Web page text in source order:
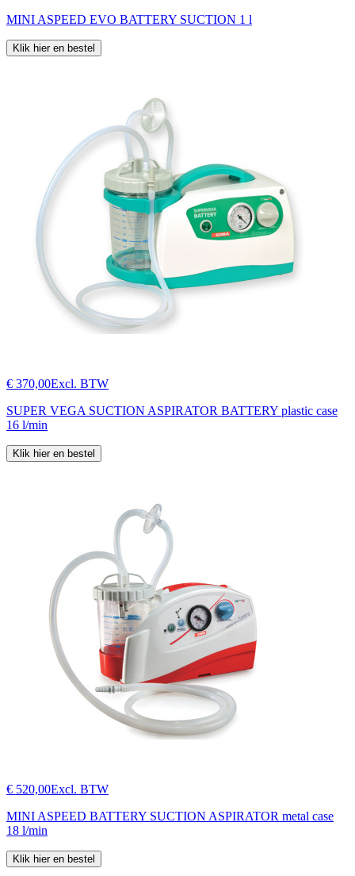
MINI ASPEED EVO BATTERY SUCTION 1 l
Klik hier en bestel
€ 370,00Excl. BTW
SUPER VEGA SUCTION ASPIRATOR BATTERY plastic case
16 l/min
Klik hier en bestel
€ 520,00Excl. BTW
MINI ASPEED BATTERY SUCTION ASPIRATOR metal case
18 l/min
Klik hier en bestel